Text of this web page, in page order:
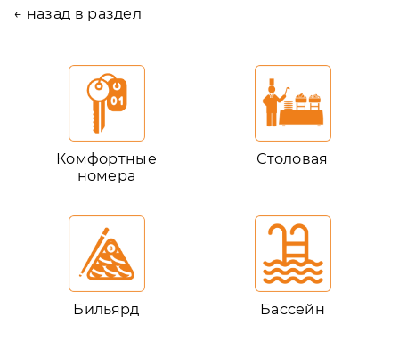
← назад в раздел
Комфортные
номера
Столовая
Бильярд Бассейн